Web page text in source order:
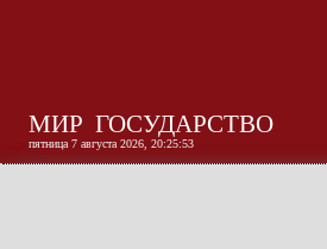
МИР ГОСУДАРСТВО
пятница 7 августа 2026, 20:25:53